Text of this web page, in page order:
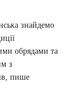
знайдемо
обрядами та
з
пише